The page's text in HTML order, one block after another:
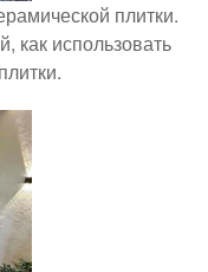
плитки.
как использовать